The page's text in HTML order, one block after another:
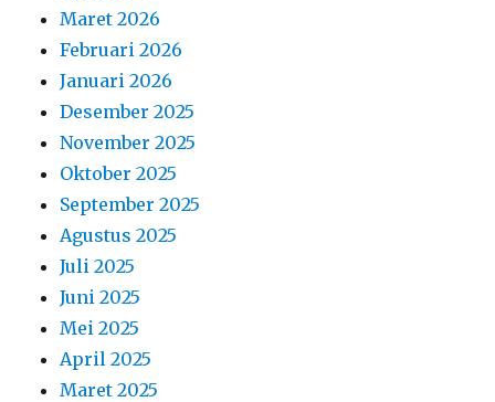
Maret 2026
Februari 2026
Januari 2026
Desember 2025
November 2025
Oktober 2025
September 2025
Agustus 2025
Juli 2025
Juni 2025
Mei 2025
April 2025
Maret 2025